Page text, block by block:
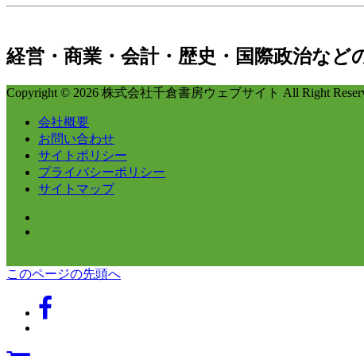
経営・商業・会計・歴史・国際政治な
Copyright © 2026 株式会社千倉書房ウェブサイト All Right
会社概要
お問い合わせ
サイトポリシー
プライバシーポリシー
サイトマップ
このページの先頭へ